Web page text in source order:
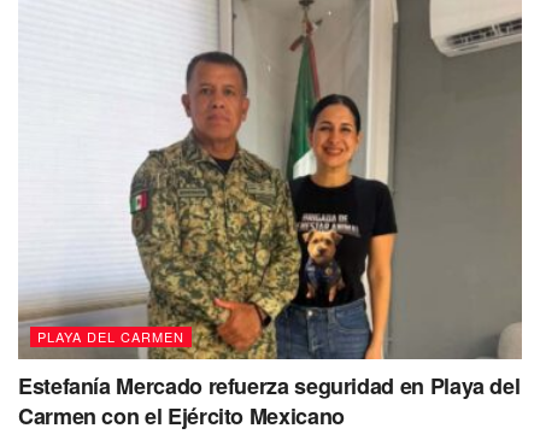
PLAYA DEL CARMEN
Estefanía Mercado refuerza seguridad en Playa del
Carmen con el Ejército Mexicano